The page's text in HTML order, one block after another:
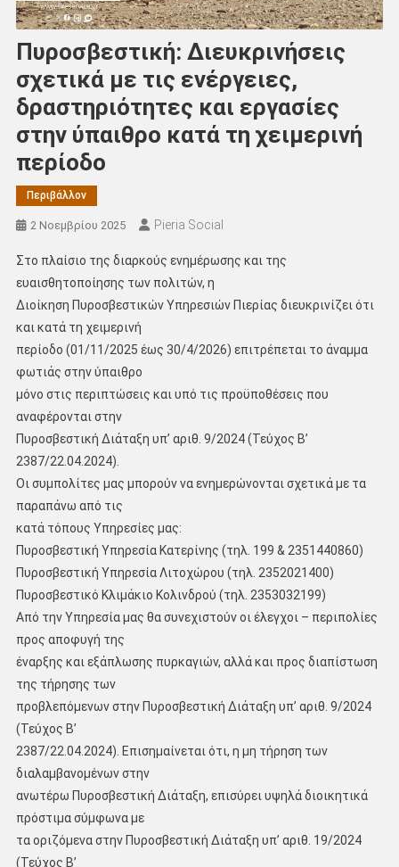
Πυροσβεστική: Διευκρινήσεις
σχετικά με τις ενέργειες,
δραστηριότητες και εργασίες
στην ύπαιθρο κατά τη χειμερινή
περίοδο
Περιβάλλον
2 Νοεμβρίου 2025 Pieria Social
Στο πλαίσιο της διαρκούς ενημέρωσης και της
ευαισθητοποίησης των πολιτών, η
Διοίκηση Πυροσβεστικών Υπηρεσιών Πιερίας διευκρινίζει ότι
και κατά τη χειμερινή
περίοδο (01/11/2025 έως 30/4/2026) επιτρέπεται το άναμμα
φωτιάς στην ύπαιθρο
μόνο στις περιπτώσεις και υπό τις προϋποθέσεις που
αναφέρονται στην
Πυροσβεστική Διάταξη υπ’ αριθ. 9/2024 (Τεύχος B’
2387/22.04.2024).
Οι συμπολίτες μας μπορούν να ενημερώνονται σχετικά με τα
παραπάνω από τις
κατά τόπους Υπηρεσίες μας:
Πυροσβεστική Υπηρεσία Κατερίνης (τηλ. 199 & 2351440860)
Πυροσβεστική Υπηρεσία Λιτοχώρου (τηλ. 2352021400)
Πυροσβεστικό Κλιμάκιο Κολινδρού (τηλ. 2353032199)
Από την Υπηρεσία μας θα συνεχιστούν οι έλεγχοι – περιπολίες
προς αποφυγή της
έναρξης και εξάπλωσης πυρκαγιών, αλλά και προς διαπίστωση
της τήρησης των
προβλεπόμενων στην Πυροσβεστική Διάταξη υπ’ αριθ. 9/2024
(Τεύχος B’
2387/22.04.2024). Επισημαίνεται ότι, η μη τήρηση των
διαλαμβανομένων στην
ανωτέρω Πυροσβεστική Διάταξη, επισύρει υψηλά διοικητικά
πρόστιμα σύμφωνα με
τα οριζόμενα στην Πυροσβεστική Διάταξη υπ’ αριθ. 19/2024
(Τεύχος B’